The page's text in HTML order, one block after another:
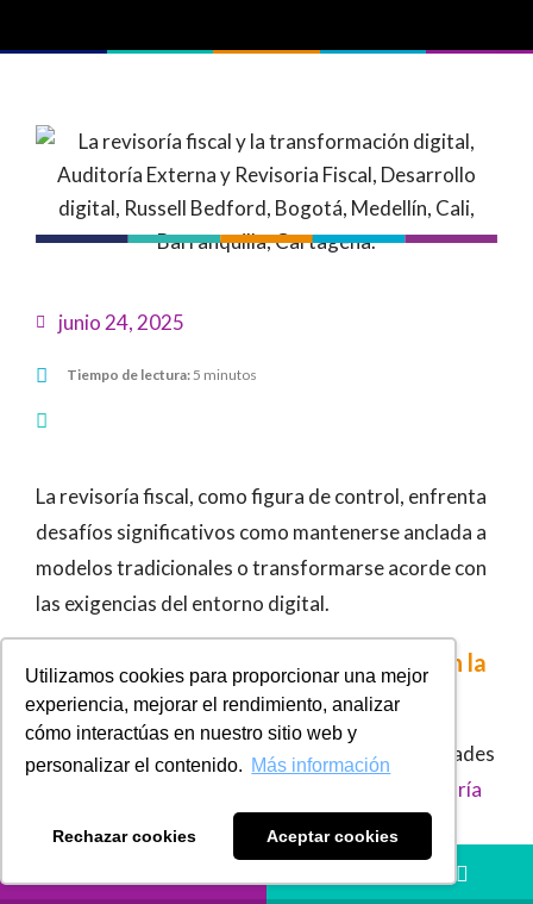
Utilizamos cookies para proporcionar una mejor
experiencia, mejorar el rendimiento, analizar
cómo interactúas en nuestro sitio web y
personalizar el contenido. Más información
Rechazar cookies Aceptar cookies
junio 24, 2025
Tiempo de lectura:5 minutos
La revisoría fiscal, como figura de control, enfrenta
desafíos significativos como mantenerse anclada a
modelos tradicionales o transformarse acorde con
las exigencias del entorno digital.
Impacto de la transformación digital en la
auditoría
Es importante analizar los desafíos y oportunidades
revisoría
fiscal en Colombia, considerando la creciente
incorporación de avances tecnológicos en la
auditoría, tales como la inteligencia artificial, el